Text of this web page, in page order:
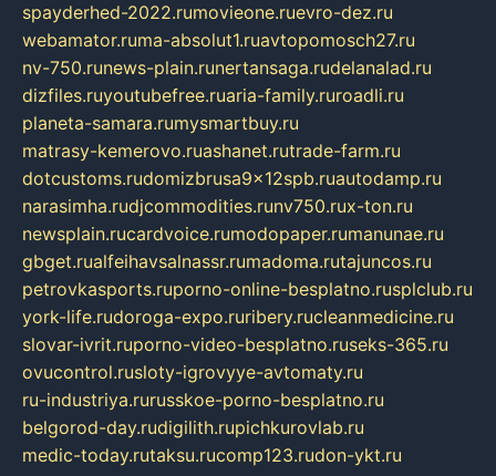
spayderhed-2022.rumovieone.ruevro-dez.ru
webamator.ruma-absolut1.ruavtopomosch27.ru
nv-750.runews-plain.runertansaga.rudelanalad.ru
dizfiles.ruyoutubefree.ruaria-family.ruroadli.ru
planeta-samara.rumysmartbuy.ru
matrasy-kemerovo.ruashanet.rutrade-farm.ru
dotcustoms.rudomizbrusa9x12spb.ruautodamp.ru
narasimha.rudjcommodities.runv750.rux-ton.ru
newsplain.rucardvoice.rumodopaper.rumanunae.ru
gbget.rualfeihavsalnassr.rumadoma.rutajuncos.ru
petrovkasports.ruporno-online-besplatno.rusplclub.ru
york-life.rudoroga-expo.ruribery.rucleanmedicine.ru
slovar-ivrit.ruporno-video-besplatno.ruseks-365.ru
ovucontrol.rusloty-igrovyye-avtomaty.ru
ru-industriya.rurusskoe-porno-besplatno.ru
belgorod-day.rudigilith.rupichkurovlab.ru
medic-today.rutaksu.rucomp123.rudon-ykt.ru